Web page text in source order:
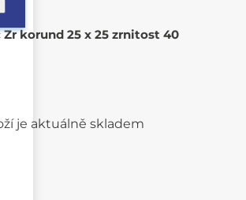
korund 25 x 25 zrnitost 40
je aktuálně skladem